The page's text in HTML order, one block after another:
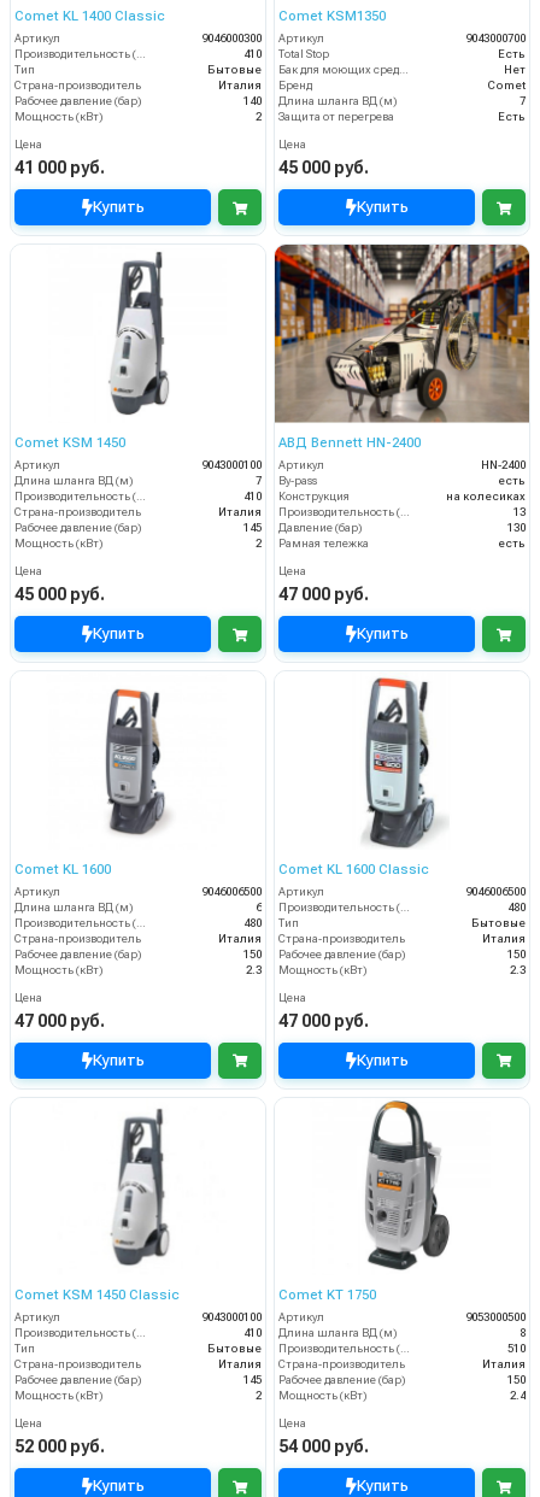
Comet KL 1400 Classic
Артикул
9046000300
Производительность (л/ч)
410
Тип
Бытовые
Страна-производитель
Италия
Рабочее давление (бар)
140
Мощность (кВт)
2
Цена
41 000 руб.
Купить
Comet KSM1350
Артикул
9043000700
Total Stop
Есть
Бак для моющих средств
Нет
Бренд
Comet
Длина шланга ВД (м)
7
Защита от перегрева
Есть
Цена
45 000 руб.
Купить
Comet KSM 1450
Артикул
9043000100
Длина шланга ВД (м)
7
Производительность (л/ч)
410
Страна-производитель
Италия
Рабочее давление (бар)
145
Мощность (кВт)
2
Цена
45 000 руб.
Купить
АВД Bennett HN-2400
Артикул
HN-2400
By-pass
есть
Конструкция
на колесиках
Производительность (л/мин)
13
Давление (бар)
130
Рамная тележка
есть
Цена
47 000 руб.
Купить
Comet KL 1600
Артикул
9046006500
Длина шланга ВД (м)
6
480
Страна-производитель
Италия
Рабочее давление (бар)
150
Мощность (кВт)
2.3
Цена
47 000 руб.
Купить
Comet KL 1600 Classic
Артикул
9046006500
480
Тип
Бытовые
Страна-производитель
Италия
Рабочее давление (бар)
150
Мощность (кВт)
2.3
Цена
47 000 руб.
Купить
Comet KSM 1450 Classic
Артикул
9043000100
Производительность (л/ч)
410
Тип
Бытовые
Страна-производитель
Италия
Рабочее давление (бар)
145
Мощность (кВт)
2
Цена
52 000 руб.
Купить
Comet KT 1750
Артикул
9053000500
Длина шланга ВД (м)
8
Производительность (л/ч)
510
Страна-производитель
Италия
Рабочее давление (бар)
150
Мощность (кВт)
2.4
Цена
54 000 руб.
Купить